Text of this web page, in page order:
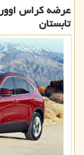
عرضه كراس
تابستان